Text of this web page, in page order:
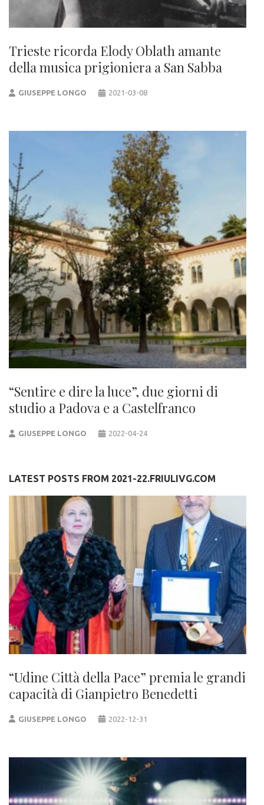
Trieste ricorda Elody Oblath amante
della musica prigioniera a San Sabba
GIUSEPPE LONGO 2021-03-08
“Sentire e dire la luce”, due giorni di
studio a Padova e a Castelfranco
GIUSEPPE LONGO 2022-04-24
LATEST POSTS FROM 2021-22.FRIULIVG.COM
“Udine Città della Pace” premia le grandi
capacità di Gianpietro Benedetti
GIUSEPPE LONGO 2022-12-31